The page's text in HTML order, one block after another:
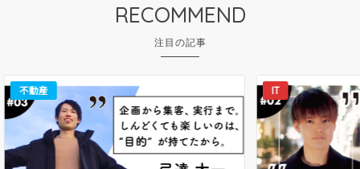
RECOMMEND
IT 地域